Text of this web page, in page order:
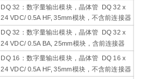
DQ 32：数字量输出模块，晶体管 DQ 32 x
24 VDC/ 0.5A HF, 35mm模块，不含前连接器
DQ 32：数字量输出模块，晶体管 DQ 32 x
24 VDC/ 0.5A BA, 25mm模块，含前连接器
DQ 16：数字量输出模块，晶体管 DQ 16 x
24 VDC/ 0.5A HF, 35mm模块，不含前连接器